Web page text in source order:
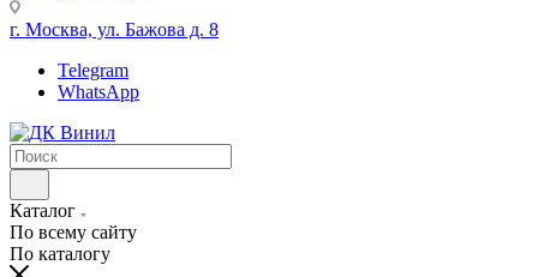
г. Москва, ул. Бажова д. 8
Telegram
WhatsApp
Каталог
По всему сайту
По каталогу